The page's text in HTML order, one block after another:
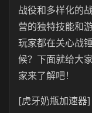
战役和多样化的
营的独特技能和
玩家都在关心战
候？下面就给大
家来了解吧！
[虎牙奶瓶加速器]